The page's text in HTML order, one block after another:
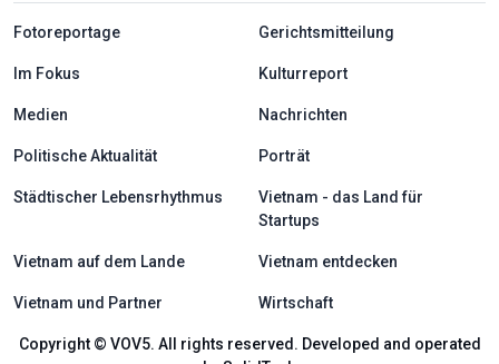
menu footer tiếng Đức
Fotoreportage Gerichtsmitteilung
Im Fokus Kulturreport
Medien Nachrichten
Politische Aktualität Porträt
Städtischer Lebensrhythmus
Vietnam - das Land für
Startups
Vietnam auf dem Lande Vietnam entdecken
Vietnam und Partner Wirtschaft
Copyright © VOV5. All rights reserved. Developed and operated